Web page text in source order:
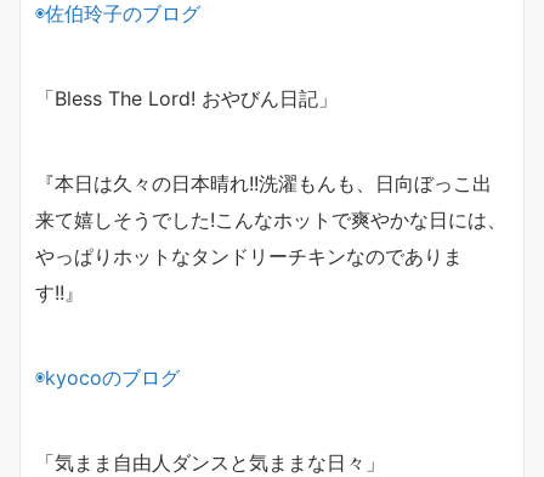
◉佐伯玲子のブログ
「Bless The Lord! おやびん日記」
『本日は久々の日本晴れ!!洗濯もんも、日向ぼっこ出
来て嬉しそうでした!こんなホットで爽やかな日には、
やっぱりホットなタンドリーチキンなのでありま
す!!』
◉kyocoのブログ
「気まま自由人ダンスと気ままな日々」